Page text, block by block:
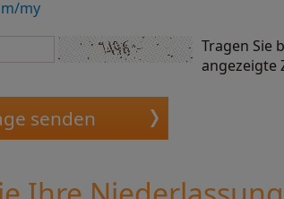
my
Tragen Sie
angezeigte